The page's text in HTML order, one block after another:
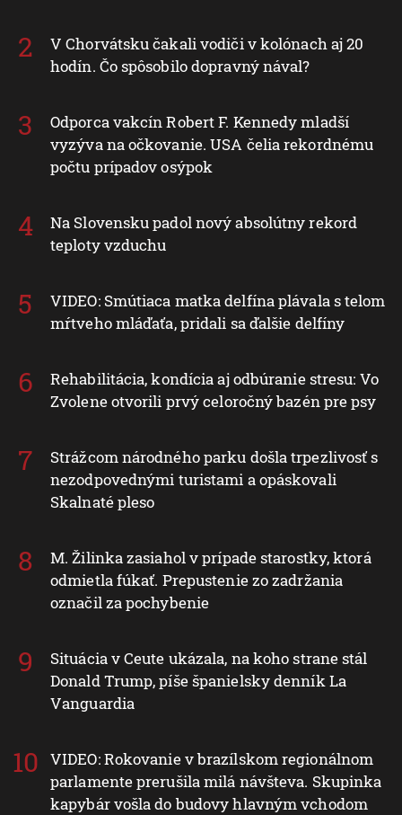
V Chorvátsku čakali vodiči v kolónach aj 20
hodín. Čo spôsobilo dopravný nával?
Odporca vakcín Robert F. Kennedy mladší
vyzýva na očkovanie. USA čelia rekordnému
počtu prípadov osýpok
Na Slovensku padol nový absolútny rekord
teploty vzduchu
VIDEO: Smútiaca matka delfína plávala s telom
mŕtveho mláďaťa, pridali sa ďalšie delfíny
Rehabilitácia, kondícia aj odbúranie stresu: Vo
Zvolene otvorili prvý celoročný bazén pre psy
Strážcom národného parku došla trpezlivosť s
nezodpovednými turistami a opáskovali
Skalnaté pleso
M. Žilinka zasiahol v prípade starostky, ktorá
odmietla fúkať. Prepustenie zo zadržania
označil za pochybenie
Situácia v Ceute ukázala, na koho strane stál
Donald Trump, píše španielsky denník La
Vanguardia
VIDEO: Rokovanie v brazílskom regionálnom
parlamente prerušila milá návšteva. Skupinka
kapybár vošla do budovy hlavným vchodom